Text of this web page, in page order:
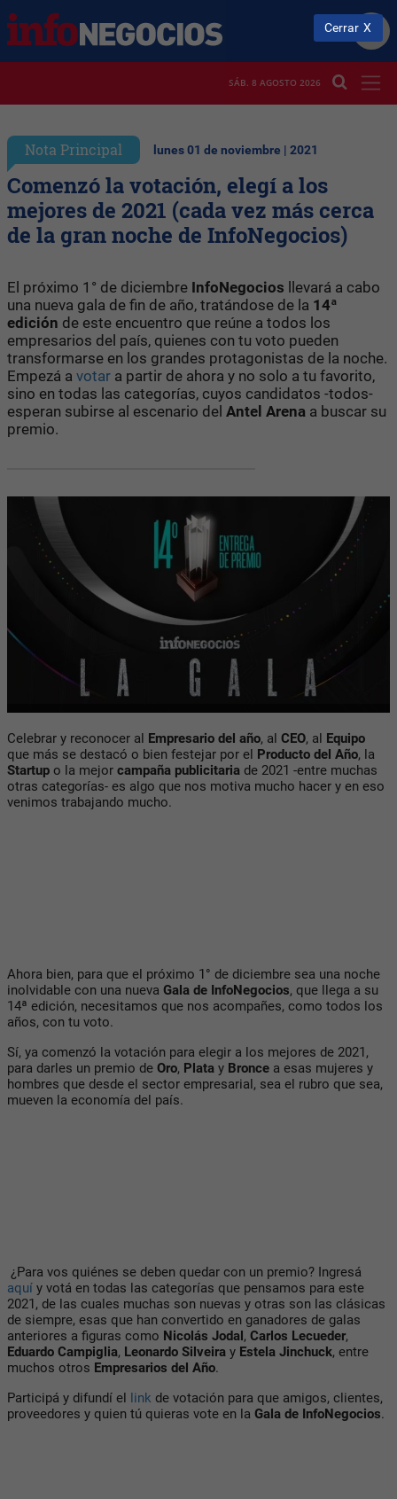
SÁB. 8 AGOSTO 2026
Nota Principal lunes 01 de noviembre | 2021
Comenzó la votación, elegí a los
mejores de 2021 (cada vez más cerca
de la gran noche de InfoNegocios)
El próximo 1° de diciembre InfoNegocios llevará a cabo
una nueva gala de fin de año, tratándose de la 14ª
edición de este encuentro que reúne a todos los
empresarios del país, quienes con tu voto pueden
transformarse en los grandes protagonistas de la noche.
Empezá a votar a partir de ahora y no solo a tu favorito,
sino en todas las categorías, cuyos candidatos -todos-
esperan subirse al escenario del Antel Arena a buscar su
premio.
Celebrar y reconocer al Empresario del año, al CEO, al Equipo
que más se destacó o bien festejar por el Producto del Año, la
Startup o la mejor campaña publicitaria de 2021 -entre muchas
otras categorías- es algo que nos motiva mucho hacer y en eso
venimos trabajando mucho.
Ahora bien, para que el próximo 1° de diciembre sea una noche
inolvidable con una nueva Gala de InfoNegocios, que llega a su
14ª edición, necesitamos que nos acompañes, como todos los
años, con tu voto.
Sí, ya comenzó la votación para elegir a los mejores de 2021,
para darles un premio de Oro, Plata y Bronce a esas mujeres y
hombres que desde el sector empresarial, sea el rubro que sea,
mueven la economía del país.
¿Para vos quiénes se deben quedar con un premio? Ingresá
aquí y votá en todas las categorías que pensamos para este
2021, de las cuales muchas son nuevas y otras son las clásicas
de siempre, esas que han convertido en ganadores de galas
anteriores a figuras como Nicolás Jodal, Carlos Lecueder,
Eduardo Campiglia, Leonardo Silveira y Estela Jinchuck, entre
muchos otros Empresarios del Año.
Participá y difundí el link de votación para que amigos, clientes,
proveedores y quien tú quieras vote en la Gala de InfoNegocios.
Cerrar